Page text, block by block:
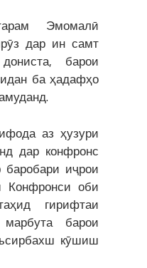
Эмомалӣ
дар ин самт
барои
ба ҳадафҳо
аз ҳузури
дар конфронс
иҷрои
Конфронси оби
гирифтаи
барои
кӯшиш